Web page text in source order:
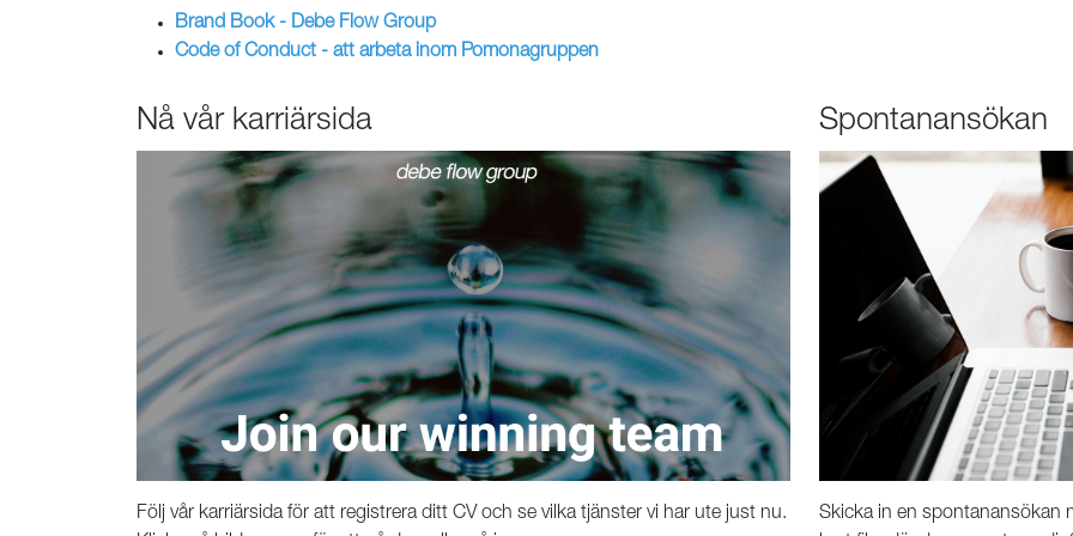
Brand Book - Debe Flow Group
Code of Conduct - att arbeta inom Pomonagruppen
Nå vår karriärsida
Följ vår karriärsida för att registrera ditt CV och se vilka tjänster vi har ute just nu.
Spontanansökan
Skicka in en spontanansökan